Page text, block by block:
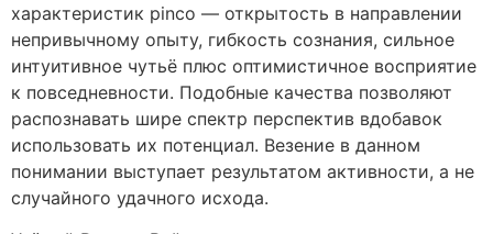
характеристик pinco — открытость в направлении
непривычному опыту, гибкость сознания, сильное
интуитивное чутьё плюс оптимистичное восприятие
к повседневности. Подобные качества позволяют
распознавать шире спектр перспектив вдобавок
использовать их потенциал. Везение в данном
понимании выступает результатом активности, а не
случайного удачного исхода.